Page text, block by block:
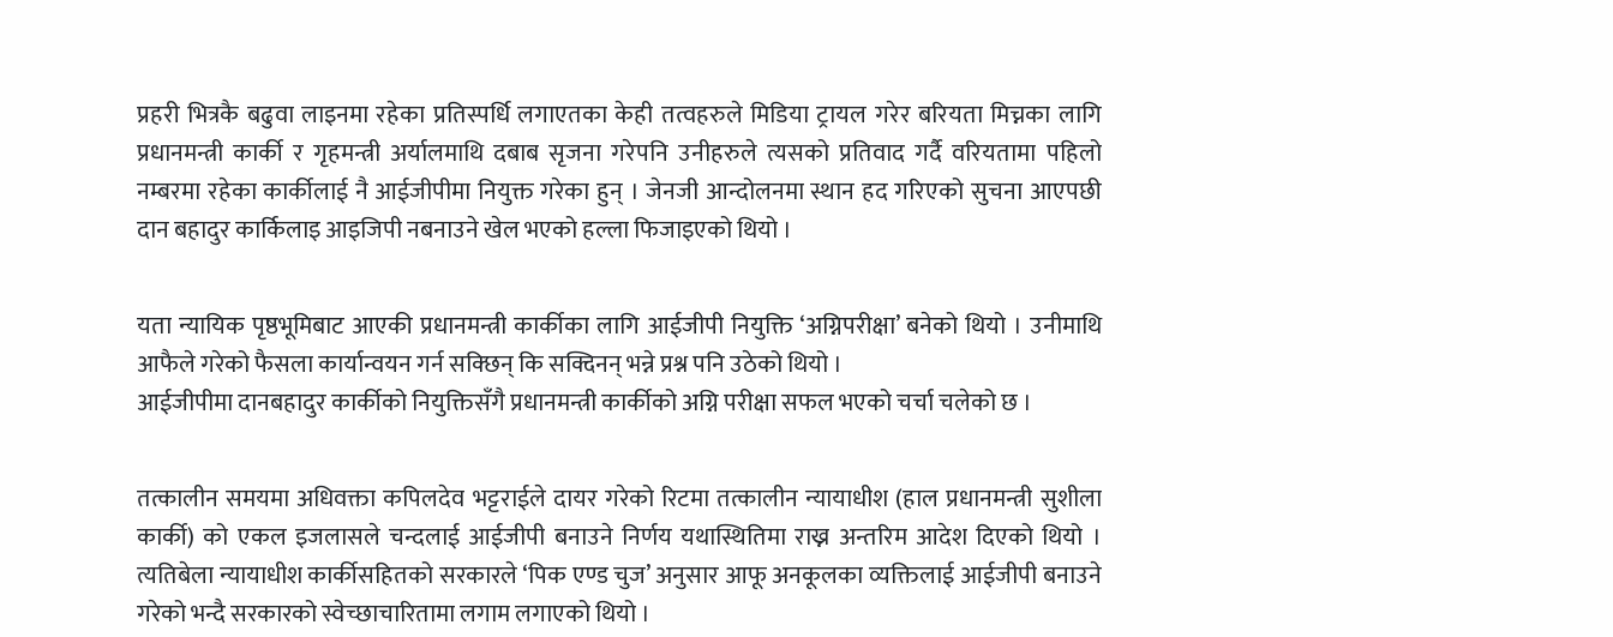
प्रहरी भित्रकै बढुवा लाइनमा रहेका प्रतिस्पर्धि लगाएतका केही तत्वहरुले मिडिया ट्रायल गरेर बरियता मिच्नका लागि
प्रधानमन्त्री कार्की र गृहमन्त्री अर्यालमाथि दबाब सृजना गरेपनि उनीहरुले त्यसको प्रतिवाद गर्दै वरियतामा पहिलो
नम्बरमा रहेका कार्कीलाई नै आईजीपीमा नियुक्त गरेका हुन् । जेनजी आन्दोलनमा स्थान हद गरिएको सुचना आएपछी
दान बहादुर कार्किलाइ आइजिपी नबनाउने खेल भएको हल्ला फिजाइएको थियो ।
यता न्यायिक पृष्ठभूमिबाट आएकी प्रधानमन्त्री कार्कीका लागि आईजीपी नियुक्ति ‘अग्निपरीक्षा’ बनेको थियो । उनीमाथि
आफैले गरेको फैसला कार्यान्वयन गर्न सक्छिन् कि सक्दिनन् भन्ने प्रश्न पनि उठेको थियो ।
आईजीपीमा दानबहादुर कार्कीको नियुक्तिसँगै प्रधानमन्त्री कार्कीको अग्नि परीक्षा सफल भएको चर्चा चलेको छ ।
तत्कालीन समयमा अधिवक्ता कपिलदेव भट्टराईले दायर गरेको रिटमा तत्कालीन न्यायाधीश (हाल प्रधानमन्त्री सुशीला
कार्की) को एकल इजलासले चन्दलाई आईजीपी बनाउने निर्णय यथास्थितिमा राख्न अन्तरिम आदेश दिएको थियो ।
त्यतिबेला न्यायाधीश कार्कीसहितको सरकारले ‘पिक एण्ड चुज’ अनुसार आफू अनकूलका व्यक्तिलाई आईजीपी बनाउने
गरेको भन्दै सरकारको स्वेच्छाचारितामा लगाम लगाएको थियो ।